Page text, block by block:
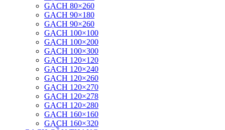
GẠCH 80×260
GẠCH 90×180
GẠCH 90×260
GẠCH 100×100
GẠCH 100×200
GẠCH 100×300
GẠCH 120×120
GẠCH 120×240
GẠCH 120×260
GẠCH 120×270
GẠCH 120×278
GẠCH 120×280
GẠCH 160×160
GẠCH 160×320